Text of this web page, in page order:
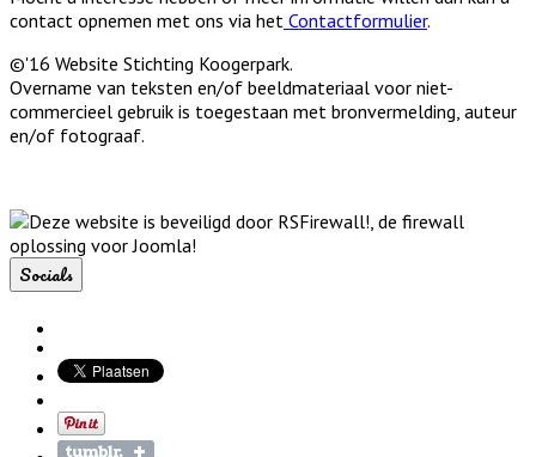
contact opnemen met ons via het Contactformulier.
©'16 Website Stichting Koogerpark.
Overname van teksten en/of beeldmateriaal voor niet-
commercieel gebruik is toegestaan met bronvermelding, auteur
en/of fotograaf.
Socials